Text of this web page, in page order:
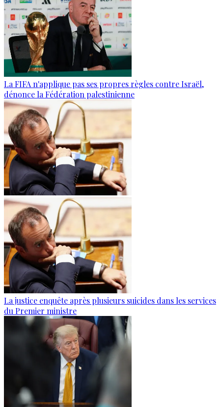
La FIFA n'applique pas ses propres règles contre Israël,
dénonce la Fédération palestinienne
La justice enquête après plusieurs suicides dans les services
du Premier ministre